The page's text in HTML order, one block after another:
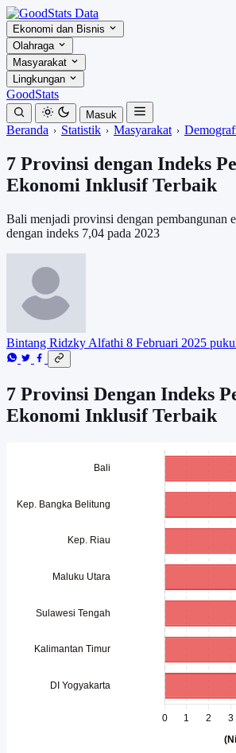
Ekonomi dan Bisnis
Olahraga
Masyarakat
Lingkungan
GoodStats
Masuk
Beranda Statistik Masyarakat
7 Provinsi dengan Indeks
Ekonomi Inklusif Terbaik
Bali menjadi provinsi dengan pembangunan
dengan indeks 7,04 pada 2023
Bintang Ridzky Alfathi 8 Februari 2025
7 Provinsi Dengan Indeks
Ekonomi Inklusif Terbaik